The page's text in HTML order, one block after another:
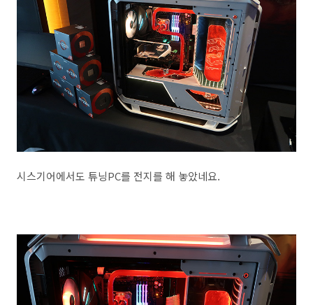
시스기어에서도 튜닝PC를 전지를 해 놓았네요.